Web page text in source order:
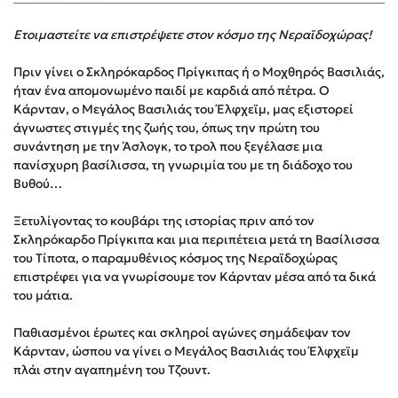
Sebastian Fitzek
Freida McFadden
Κατρίνα Τσάνταλη
Lucinda Riley
Mimi Matthews
Benzamin Bécue
Rebecca Yarros
Teo Benedetti
Τζένη Κουτσοδημητροπούλου
Emily Henry
Ali Hazelwood
Pierdomenico Baccalario
Δανάη Ιμπραχήμ
Ετοιμαστείτε να επιστρέψετε στον κόσμο της Νεραϊδοχώρας!
Πριν γίνει ο Σκληρόκαρδος Πρίγκιπας ή ο Μοχθηρός Βασιλιάς,
ήταν ένα απομονωμένο παιδί με καρδιά από πέτρα. Ο
Κάρνταν, ο Μεγάλος Βασιλιάς του Έλφχεϊμ, μας εξιστορεί
άγνωστες στιγμές της ζωής του, όπως την πρώτη του
συνάντηση με την Άσλογκ, το τρολ που ξεγέλασε μια
πανίσχυρη βασίλισσα, τη γνωριμία του με τη διάδοχο του
Βυθού…
Ξετυλίγοντας το κουβάρι της ιστορίας πριν από τον
Σκληρόκαρδο Πρίγκιπα και μια περιπέτεια μετά τη Βασίλισσα
του Τίποτα, ο παραμυθένιος κόσμος της Νεραϊδοχώρας
επιστρέφει για να γνωρίσουμε τον Κάρνταν μέσα από τα δικά
του μάτια.
Παθιασμένοι έρωτες και σκληροί αγώνες σημάδεψαν τον
Κάρνταν, ώσπου να γίνει ο Μεγάλος Βασιλιάς του Έλφχεϊμ
πλάι στην αγαπημένη του Τζουντ.